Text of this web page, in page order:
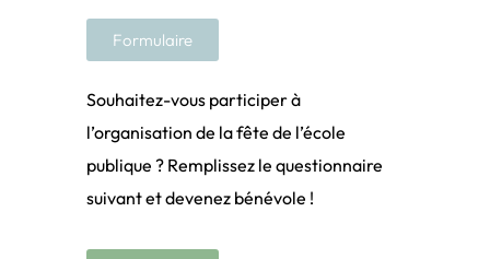
Formulaire
Souhaitez-vous participer à
l’organisation de la fête de l’école
publique ? Remplissez le questionnaire
suivant et devenez bénévole !